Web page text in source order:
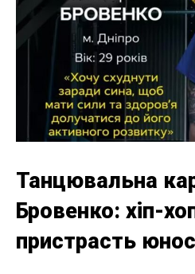
Танцювальна
Бровенко: хіп-
пристрасть